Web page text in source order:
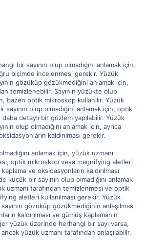
bir sayının olup olmadığını anlamak için,
biçimde incelenmesi gerekir. Yüzük
gözüküp gözükmediğini anlamak için,
temizlenebilir. Sayının yüzükte olup
bazen optik mikroskop kullanılır. Yüzük
olup olmadığını anlamak için, optik
detaylı bir gözlem yapılabilir. Yüzük
olup olmadığını anlamak için, ayrıca
kaldırılması gerekir.
anlamak için, yüzük uzmanı
optik mikroskop veya magnifying aletleri
ve oksidasyonların kaldırılması
küçük bir sayının olup olmadığını anlamak
uzmanı tarafından temizlenmesi ve optik
aletleri kullanılması gerekir. Yüzük
gözüküp gözükmediğinin anlaşılması
kaldırılması ve gümüş kaplamanın
yüzük üzerinde herhangi bir sayı varsa,
yüzük uzmanı tarafından anlaşılabilir.